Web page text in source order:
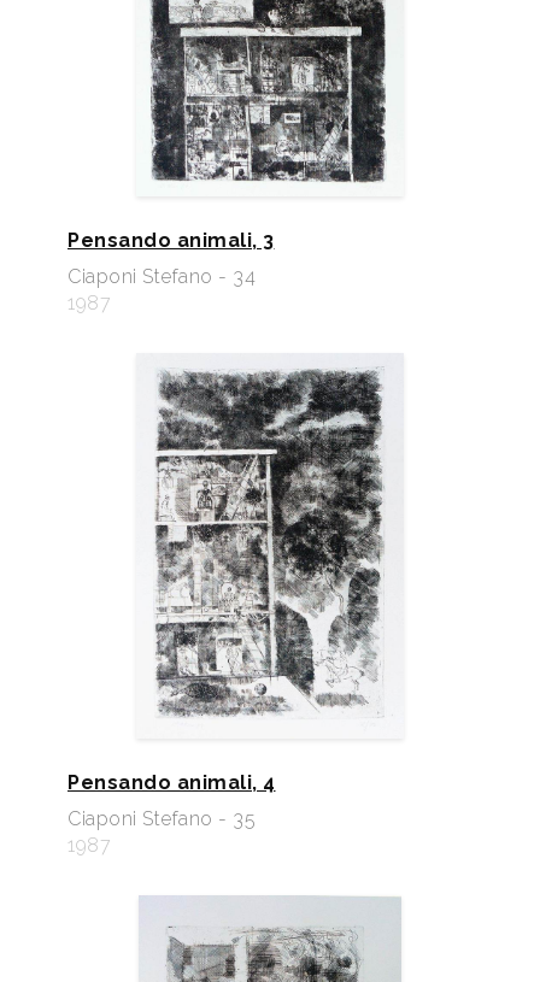
Pensando animali, 3
Ciaponi Stefano - 34
1987
Pensando animali, 4
Ciaponi Stefano - 35
1987